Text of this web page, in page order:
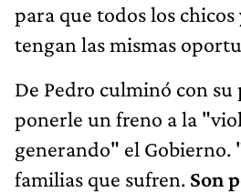
para que todos los chicos
tengan las mismas
De Pedro culminó con su
ponerle un freno a la
generando" el Gobierno.
familias que sufren. Son